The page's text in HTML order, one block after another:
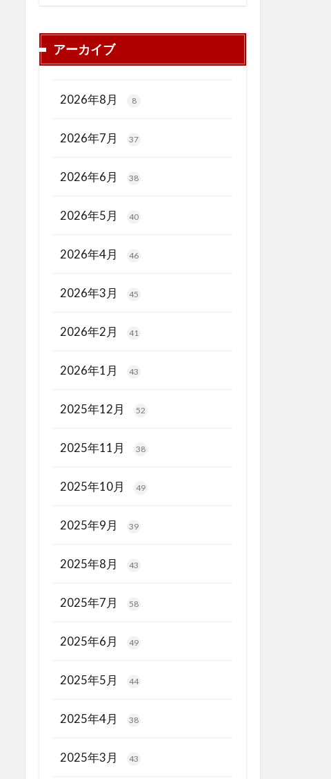
アーカイブ
2026年8月 8
2026年7月 37
2026年6月 38
2026年5月 40
2026年4月 46
2026年3月 45
2026年2月 41
2026年1月 43
2025年12月 52
2025年11月 38
2025年10月 49
2025年9月 39
2025年8月 43
2025年7月 58
2025年6月 49
2025年5月 44
2025年4月 38
2025年3月 43